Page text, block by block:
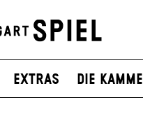
Extras Die